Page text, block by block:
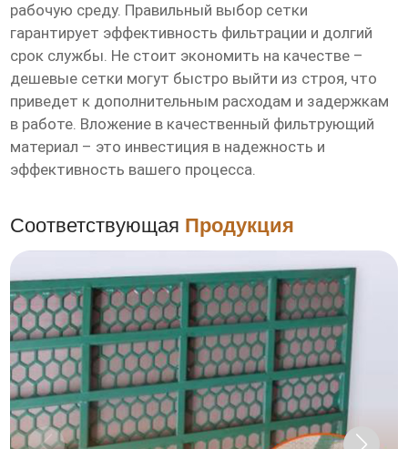
рабочую среду. Правильный выбор сетки
гарантирует эффективность фильтрации и долгий
срок службы. Не стоит экономить на качестве –
дешевые сетки могут быстро выйти из строя, что
приведет к дополнительным расходам и задержкам
в работе. Вложение в качественный фильтрующий
материал – это инвестиция в надежность и
эффективность вашего процесса.
Соответствующая Продукция